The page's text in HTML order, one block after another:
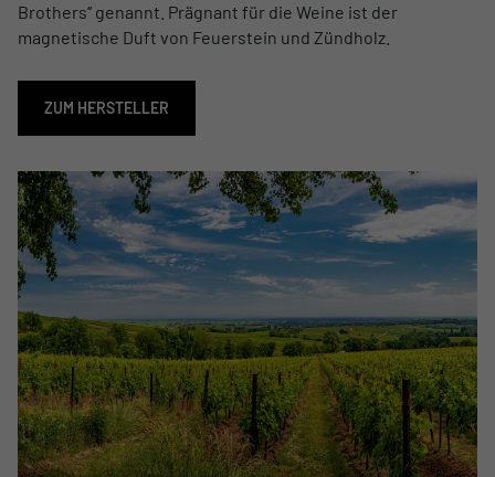
Brothers‘‘ genannt. Prägnant für die Weine ist der
magnetische Duft von Feuerstein und Zündholz.
ZUM HERSTELLER